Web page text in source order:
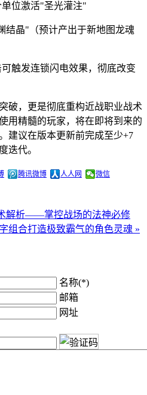
位激活"圣光灌注"
结晶"（预计产出于新地图龙魂
触发连锁闪电效果，彻底改变
破，更是彻底重构近战职业战术
用精髓的玩家，将在即将到来的
建议在版本更新前完成至少+7
迭代。
腾讯微博 人人网 微信
解析——掌控战场的法神必修
组合打造极致霸气的角色灵魂 »
名称(*)
邮箱
网址